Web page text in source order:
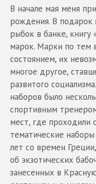
В начале мая меня
рождения. В подарок
рыбок в банке, книгу
марок. Марки по тем
состоянием, их
многое другое,
развитого
наборов было
спортивным
мест, где проходили
тематические
лет со времен
об экзотических
занесенных в